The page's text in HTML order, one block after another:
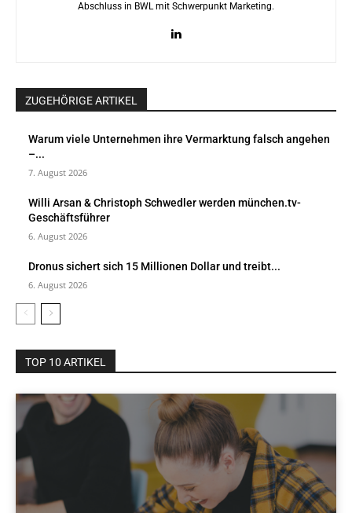
Abschluss in BWL mit Schwerpunkt Marketing.
ZUGEHÖRIGE ARTIKEL
Warum viele Unternehmen ihre Vermarktung falsch angehen
–...
7. August 2026
Willi Arsan & Christoph Schwedler werden münchen.tv-
Geschäftsführer
6. August 2026
Dronus sichert sich 15 Millionen Dollar und treibt...
6. August 2026
TOP 10 ARTIKEL